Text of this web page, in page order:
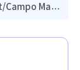
開倉優惠｜銅鑼灣時代廣場Doughnut/Campo Marzio開倉低至1折！背囊、書包、手袋劈價$200起